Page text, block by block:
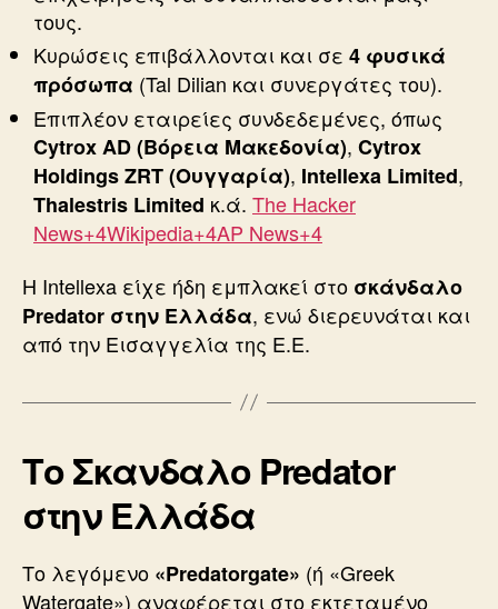
τους.
Κυρώσεις επιβάλλονται και σε 4 φυσικά
πρόσωπα (Tal Dilian και συνεργάτες του).
Επιπλέον εταιρείες συνδεδεμένες, όπως
Cytrox AD (Βόρεια Μακεδονία), Cytrox
Holdings ZRT (Ουγγαρία), Intellexa Limited,
Thalestris Limited κ.ά. The Hacker
News+4Wikipedia+4AP News+4
Η Intellexa είχε ήδη εμπλακεί στο σκάνδαλο
Predator στην Ελλάδα, ενώ διερευνάται και
από την Εισαγγελία της Ε.Ε.
Το ΣκανδαλοPredator
στην Ελλάδα
Το λεγόμενο «Predatorgate» (ή «Greek
Watergate») αναφέρεται στο εκτεταμένο